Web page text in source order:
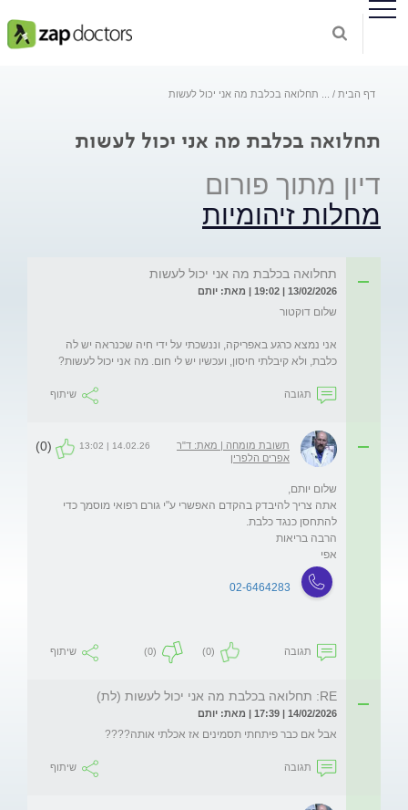
דף הבית תחלואה בכלבת מה אני יכול לעשות
תחלואה בכלבת מה אני יכול לעשות
דיון מתוך פורום
מחלות זיהומיות
תחלואה בכלבת מה אני יכול לעשות
13/02/2026 | 19:02 | מאת: יותם
אני נמצא כרגע באפריקה, וננשכתי על ידי חיה שכנראה יש לה
כלבת, ולא קיבלתי חיסון, ועכשיו יש לי חום. מה אני יכול לעשות?
תגובה שיתוף
תשובת מומחה | מאת: ד"ר
אפרים הלפרין
14.02.26 | 13:02
(0)
אתה צריך להיבדק בהקדם האפשרי ע"י גורם רפואי מוסמך כדי
אפי
02-6464283
תגובה (0)
(0) שיתוף
RE: תחלואה בכלבת מה אני יכול לעשות (לת)
14/02/2026 | 17:39 | מאת: יותם
אבל אם כבר פיתחתי תסמינים אז אכלתי אותה????
תגובה שיתוף